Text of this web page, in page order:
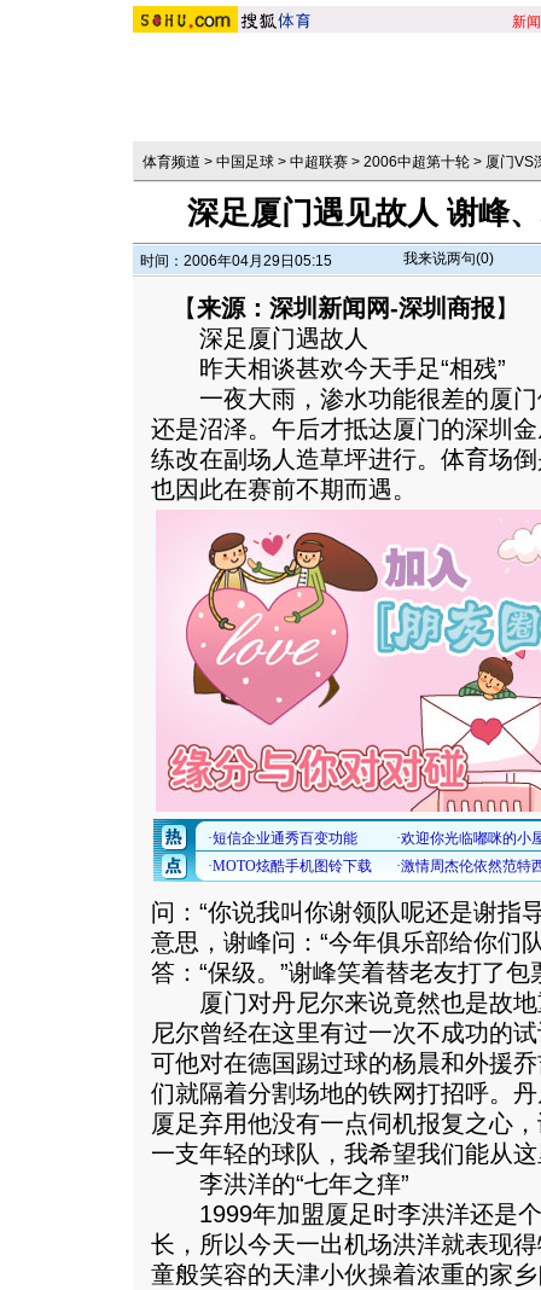
新闻
体育频道 > 中国足球 > 中超联赛 > 2006中超第十轮 > 厦门VS
深足厦门遇见故人 谢峰
时间：2006年04月29日05:15 我来说两句(0)
【来源：深圳新闻网-深圳商报】
深足厦门遇故人
昨天相谈甚欢今天手足“相残”
一夜大雨，渗水功能很差的厦门
还是沼泽。午后才抵达厦门的深圳
练改在副场人造草坪进行。体育场
也因此在赛前不期而遇。
问：“你说我叫你谢领队呢还是谢指
意思，谢峰问：“今年俱乐部给你们
答：“保级。”谢峰笑着替老友打了包
厦门对丹尼尔来说竟然也是故地
尼尔曾经在这里有过一次不成功的
可他对在德国踢过球的杨晨和外援
们就隔着分割场地的铁网打招呼。
厦足弃用他没有一点伺机报复之心
一支年轻的球队，我希望我们能从
李洪洋的“七年之痒”
1999年加盟厦足时李洪洋还是个
长，所以今天一出机场洪洋就表现
童般笑容的天津小伙操着浓重的家